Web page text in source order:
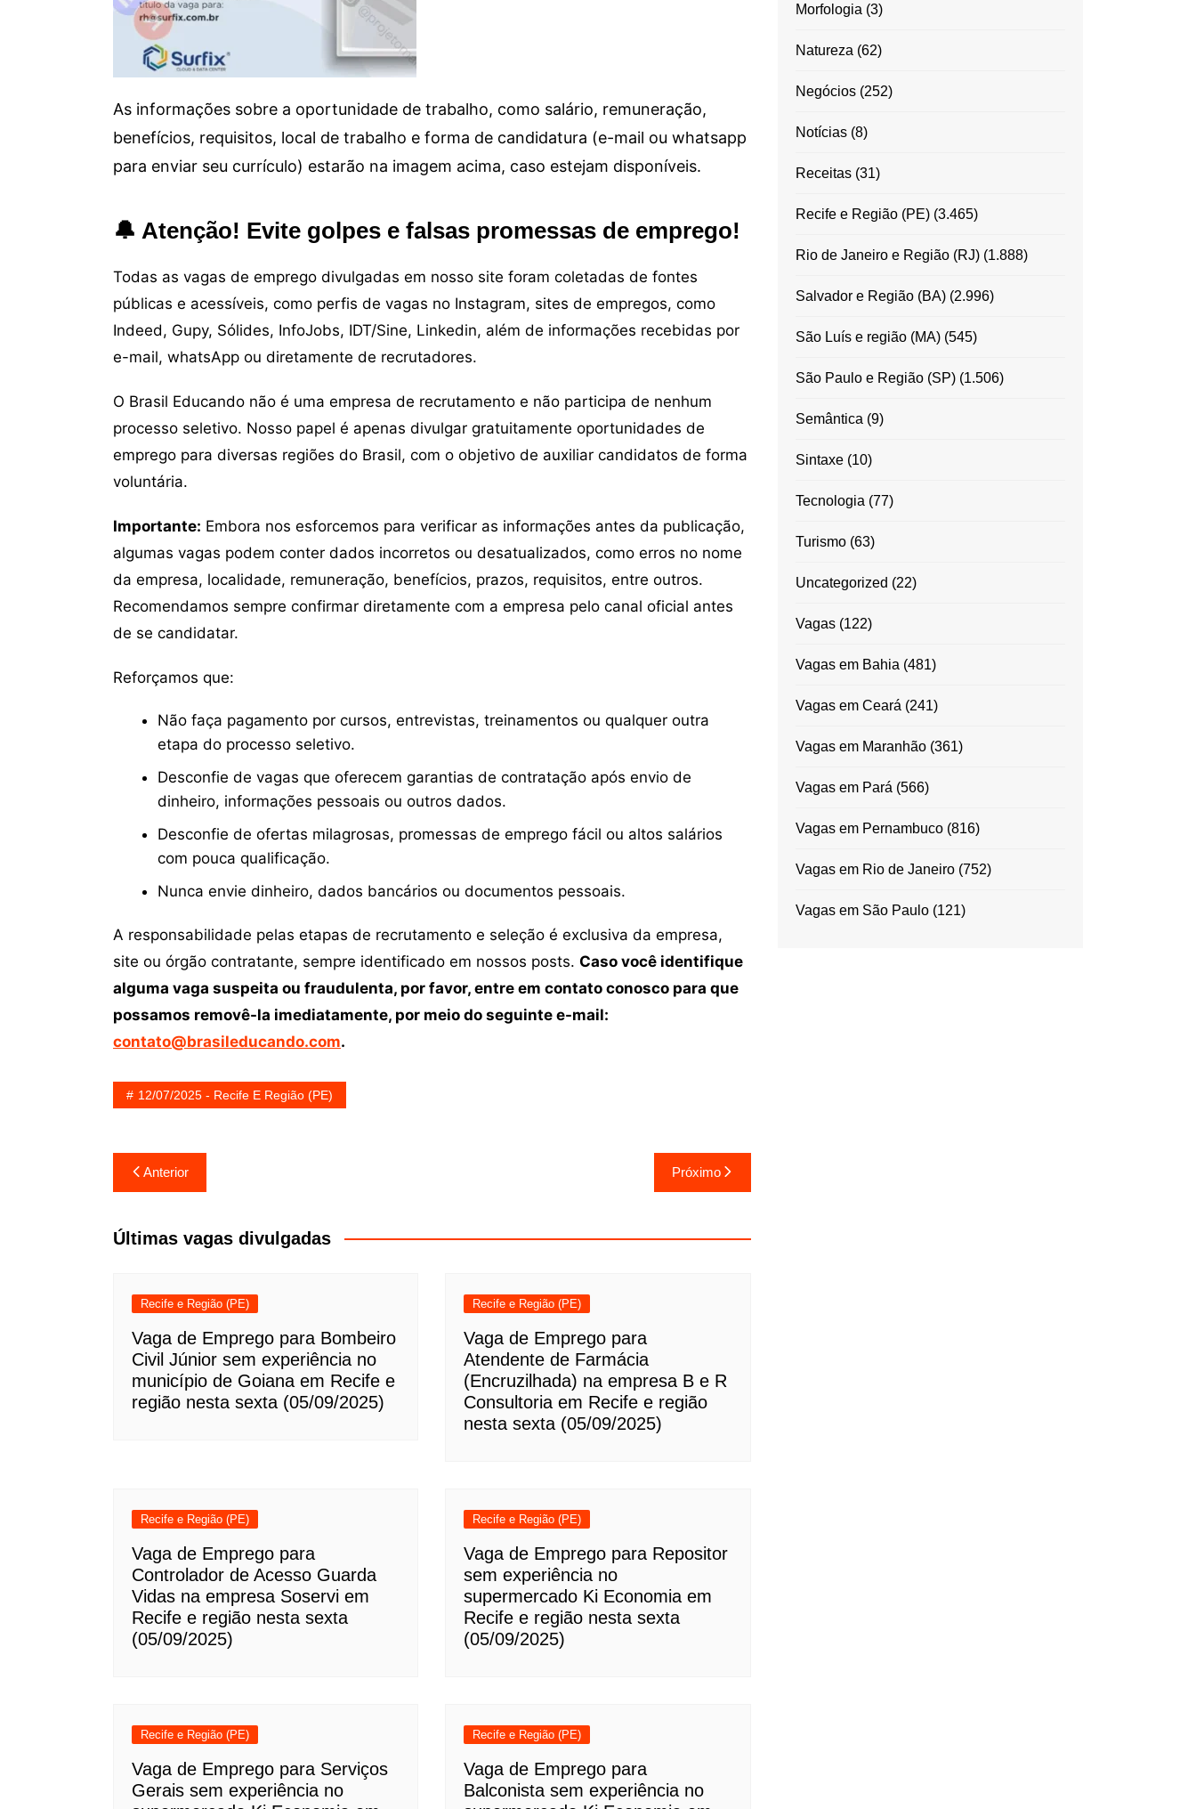
As informações sobre a oportunidade de trabalho, como salário, remuneração,
benefícios, requisitos, local de trabalho e forma de candidatura (e-mail ou whatsapp
para enviar seu currículo) estarão na imagem acima, caso estejam disponíveis.
🔔 Atenção! Evite golpes e falsas promessas de emprego!
Todas as vagas de emprego divulgadas em nosso site foram coletadas de fontes
públicas e acessíveis, como perfis de vagas no Instagram, sites de empregos, como
Indeed, Gupy, Sólides, InfoJobs, IDT/Sine, Linkedin, além de informações recebidas por
e-mail, whatsApp ou diretamente de recrutadores.
O Brasil Educando não é uma empresa de recrutamento e não participa de nenhum
processo seletivo. Nosso papel é apenas divulgar gratuitamente oportunidades de
emprego para diversas regiões do Brasil, com o objetivo de auxiliar candidatos de forma
voluntária.
Importante: Embora nos esforcemos para verificar as informações antes da publicação,
algumas vagas podem conter dados incorretos ou desatualizados, como erros no nome
da empresa, localidade, remuneração, benefícios, prazos, requisitos, entre outros.
Recomendamos sempre confirmar diretamente com a empresa pelo canal oficial antes
de se candidatar.
Reforçamos que:
Não faça pagamento por cursos, entrevistas, treinamentos ou qualquer outra
etapa do processo seletivo.
Desconfie de vagas que oferecem garantias de contratação após envio de
dinheiro, informações pessoais ou outros dados.
Desconfie de ofertas milagrosas, promessas de emprego fácil ou altos salários
com pouca qualificação.
Nunca envie dinheiro, dados bancários ou documentos pessoais.
A responsabilidade pelas etapas de recrutamento e seleção é exclusiva da empresa,
site ou órgão contratante, sempre identificado em nossos posts. Caso você identifique
alguma vaga suspeita ou fraudulenta, por favor, entre em contato conosco para que
possamos removê-la imediatamente, por meio do seguinte e-mail:
contato@brasileducando.com.
12/07/2025 - Recife E Região (PE)
Navegação
de
Post
Anterior Próximo
Últimas vagas divulgadas
Recife e Região (PE)
Vaga de Emprego para Bombeiro
Civil Júnior sem experiência no
município de Goiana em Recife e
região nesta sexta (05/09/2025)
Recife e Região (PE)
Vaga de Emprego para
Atendente de Farmácia
(Encruzilhada) na empresa B e R
Consultoria em Recife e região
nesta sexta (05/09/2025)
Recife e Região (PE)
Vaga de Emprego para
Controlador de Acesso Guarda
Vidas na empresa Soservi em
Recife e região nesta sexta
(05/09/2025)
Recife e Região (PE)
Vaga de Emprego para Repositor
sem experiência no
supermercado Ki Economia em
Recife e região nesta sexta
(05/09/2025)
Recife e Região (PE)
Vaga de Emprego para Serviços
Gerais sem experiência no
Recife e Região (PE)
Vaga de Emprego para
Balconista sem experiência no
Morfologia (3)
Natureza (62)
Negócios(252)
Notícias(8)
Receitas(31)
Recife e Região (PE)(3.465)
Rio de Janeiro e Região (RJ)(1.888)
Salvador e Região (BA)(2.996)
São Luís e região (MA)(545)
São Paulo e Região (SP)(1.506)
Semântica (9)
Sintaxe(10)
Tecnologia (77)
Turismo(63)
Uncategorized (22)
Vagas(122)
Vagas em Bahia (481)
Vagas em Ceará (241)
Vagas em Maranhão(361)
Vagas em Pará (566)
Vagas em Pernambuco(816)
Vagas em Rio de Janeiro(752)
Vagas em São Paulo(121)